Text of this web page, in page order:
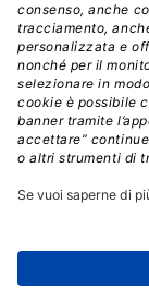
operativa di
assoluto (-
dello spazio
il cuore del
avanzato e
di circa 4
L’INRiM gioca
come spiega il